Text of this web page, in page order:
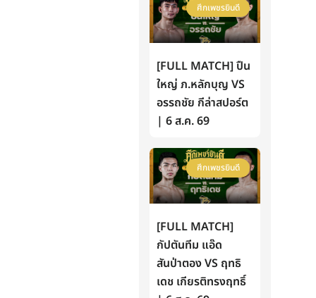
ศึกเพชรยินดี
[FULL MATCH] ปืน
ใหญ่ ภ.หลักบุญ VS
อรรถชัย กีล่าสปอร์ต
| 6 ส.ค. 69
ศึกเพชรยินดี
[FULL MATCH]
กัปตันทีม แอ๊ด
สันป่าตอง VS ฤทธิ
เดช เกียรติทรงฤทธิ์